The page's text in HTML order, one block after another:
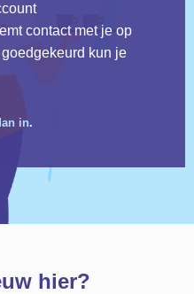
contact met je op
kun je
in.
hier?